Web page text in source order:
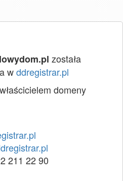
została
wddregistrar.pl
domeny
211 22 90